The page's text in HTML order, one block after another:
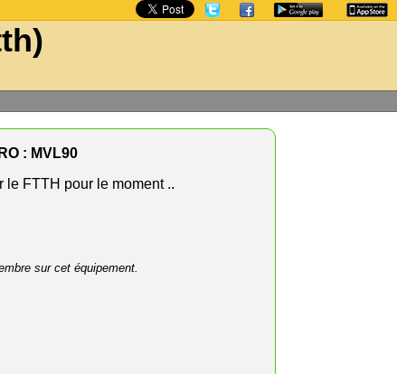
: MVL90
le FTTH pour le moment ..
sur cet équipement.